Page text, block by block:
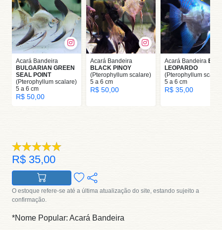
Acará Bandeira
BULGARIAN GREEN
SEAL POINT
(Pterophyllum scalare)
5 a 6 cm
R$ 50,00
Acará Bandeira
BLACK PINOY
(Pterophyllum scalare)
5 a 6 cm
R$ 50,00
Acará Bandeira
LEOPARDO
(Pterophyllum
5 a 6 cm
R$ 35,00
R$ 35,00
O estoque refere-se até a última atualização do site, estando sujeito a
confirmação.
*Nome Popular: Acará Bandeira